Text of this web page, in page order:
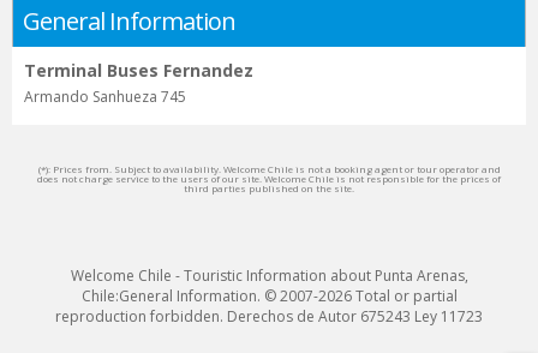
General Information
Terminal Buses Fernandez
Armando Sanhueza 745
(*): Prices from. Subject to availability. Welcome Chile is not a booking agent or tour operator and
does not charge service to the users of our site. Welcome Chile is not responsible for the prices of
third parties published on the site.
Welcome Chile - Touristic Information about Punta Arenas,
Chile:General Information. © 2007-2026 Total or partial
reproduction forbidden. Derechos de Autor 675243 Ley 11723